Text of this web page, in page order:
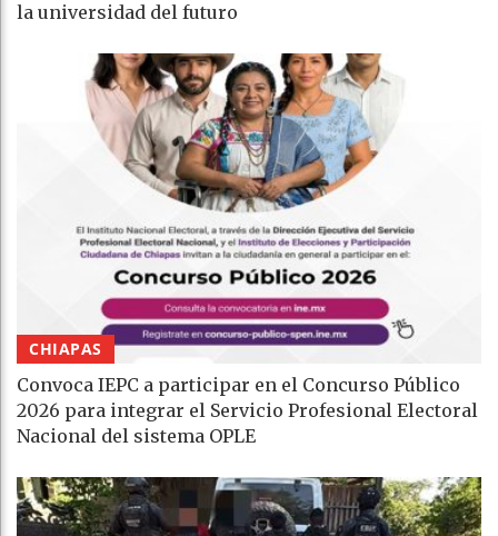
la universidad del futuro
CHIAPAS
Convoca IEPC a participar en el Concurso Público
2026 para integrar el Servicio Profesional Electoral
Nacional del sistema OPLE